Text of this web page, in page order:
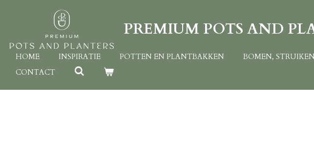
de
hoofdinhoud
PREMIUM POTS AND
HOME INSPIRATIE POTTEN EN PLANTBAKKEN BOMEN,
CONTACT